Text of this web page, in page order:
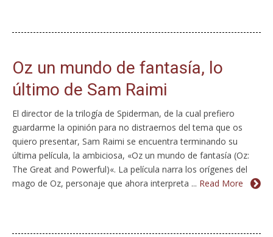
Oz un mundo de fantasía, lo
último de Sam Raimi
El director de la trilogía de Spiderman, de la cual prefiero
guardarme la opinión para no distraernos del tema que os
quiero presentar, Sam Raimi se encuentra terminando su
última película, la ambiciosa, «Oz un mundo de fantasía (Oz:
The Great and Powerful)«. La película narra los orígenes del
mago de Oz, personaje que ahora interpreta ... Read More